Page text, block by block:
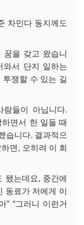
차민다 동지께도
을 갖고 왔습니
와서 단지 일하는
쟁할 수 있는 길
람들이 아닙니다.
면서 한 일들 때
습니다. 결과적으
면, 오히려 이 회
됐는데요, 중간에
동료가 저에게 이
” “그러니 이런거